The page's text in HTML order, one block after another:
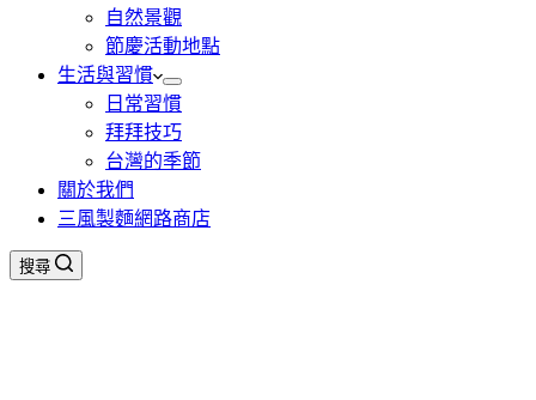
自然景觀
節慶活動地點
生活與習慣
日常習慣
拜拜技巧
台灣的季節
關於我們
三風製麵網路商店
搜尋